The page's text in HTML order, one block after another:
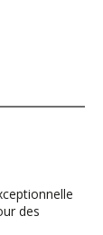
des